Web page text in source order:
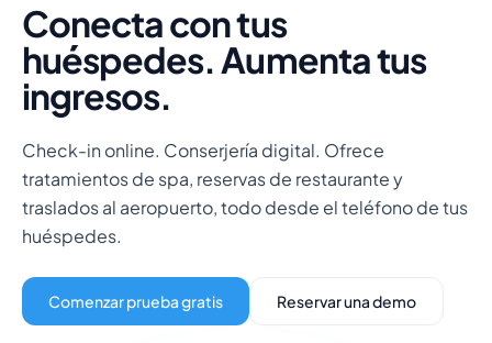
App de Limpieza
Hoteles
Hostales
Apart hoteles
Gestores de propiedades
Sobre nosotros
Integraciones
Preguntas frecuentes
Blog
Alianzas
HotelSync EDU
Conecta con tus
huéspedes. Aumenta tus
ingresos.
Check-in online. Conserjería digital. Ofrece
tratamientos de spa, reservas de restaurante y
traslados al aeropuerto, todo desde el teléfono de tus
huéspedes.
Comenzar prueba gratis Reservar una demo